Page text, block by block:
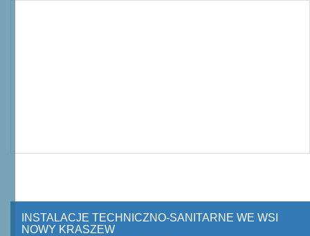
INSTALACJE TECHNICZNO-SANITARNE WE WSI
NOWY KRASZEW